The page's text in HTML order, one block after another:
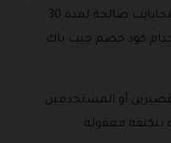
وتمتد إلى 27.5 دولار مقابل 10 جيجابايت صالحة لمدة 30
كود خصم جيت باك
أو المستخدمين
بتكلفة معقولة.